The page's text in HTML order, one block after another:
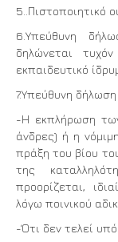
5..Πιστοποιητικό
6.Υπεύθυνη
δηλώνεται
εκπαιδευτικό
7.Υπεύθυνη
-Η εκπλήρωση
άνδρες) ή η
πράξη του βίου
της
προορίζεται,
λόγω ποινικού
-Ότι δεν τελεί